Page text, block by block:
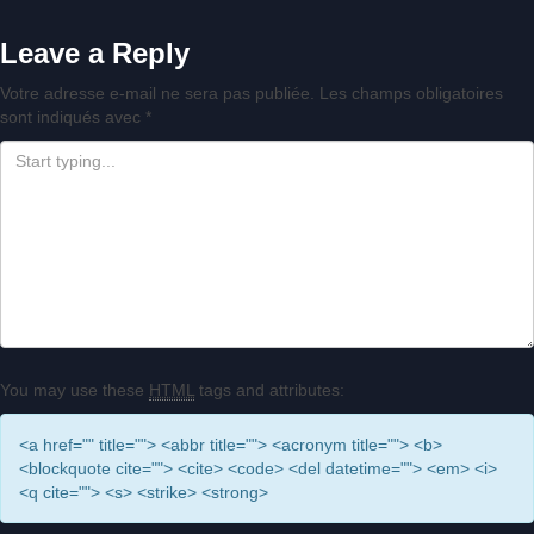
Leave a Reply
Votre adresse e-mail ne sera pas publiée. Les champs obligatoires
sont indiqués avec *
You may use these HTML tags and attributes:
<a href="" title=""> <abbr title=""> <acronym title=""> <b>
<blockquote cite=""> <cite> <code> <del datetime=""> <em> <i>
<q cite=""> <s> <strike> <strong>